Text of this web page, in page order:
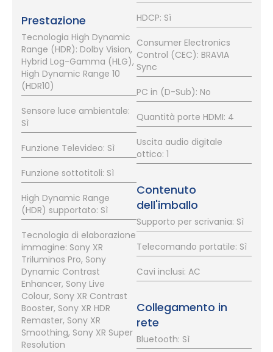
Prestazione
Tecnologia High Dynamic
Range (HDR): Dolby Vision,
Hybrid Log-Gamma (HLG),
High Dynamic Range 10
(HDR10)
Sensore luce ambientale:
Sì
Funzione Televideo: Sì
Funzione sottotitoli: Sì
High Dynamic Range
(HDR) supportato: Sì
Tecnologia di elaborazione
immagine: Sony XR
Triluminos Pro, Sony
Dynamic Contrast
Enhancer, Sony Live
Colour, Sony XR Contrast
Booster, Sony XR HDR
Remaster, Sony XR
Smoothing, Sony XR Super
Resolution
HDCP: Sì
Consumer Electronics
Control (CEC): BRAVIA
Sync
PC in (D-Sub): No
Quantità porte HDMI: 4
Uscita audio digitale
ottico: 1
Contenuto
dell'imballo
Supporto per scrivania: Sì
Telecomando portatile: Sì
Cavi inclusi: AC
Collegamento in
rete
Bluetooth: Sì